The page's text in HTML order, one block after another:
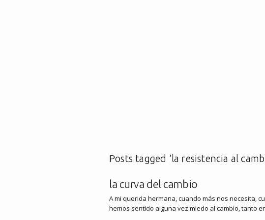
Posts tagged ‘la resistencia al
la curva del cambio
A mi querida hermana, cuando más nos necesita,
hemos sentido alguna vez miedo al cambio, tanto